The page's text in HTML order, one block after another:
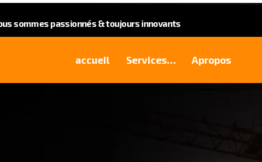
sommes passionnés & toujours innovants
accueil Services… Apropos